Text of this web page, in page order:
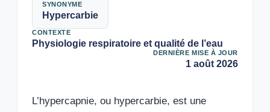
SYNONYME
Hypercarbie
CONTEXTE
Physiologie respiratoire et qualité de l’eau
DERNIÈRE MISE À JOUR
1 août 2026
L’hypercapnie, ou hypercarbie, est une